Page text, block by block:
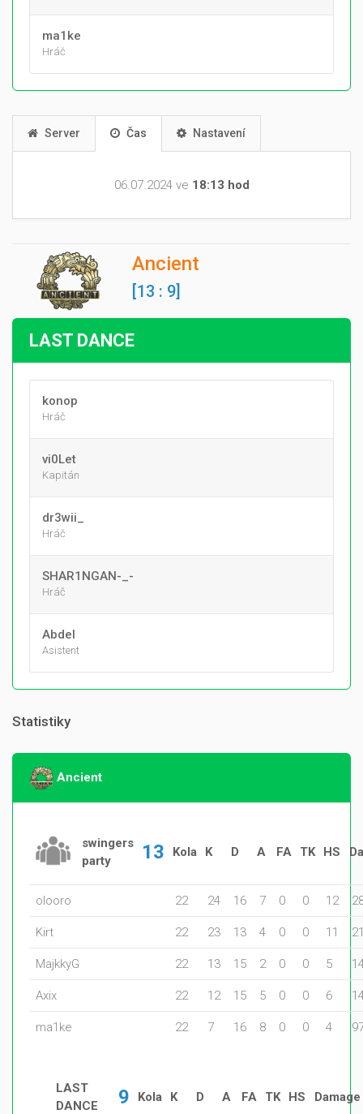
ma1ke
Hráč
Server Čas Nastavení
06.07.2024 ve 18:13 hod
Ancient
[13 : 9]
LAST DANCE
konop
Hráč
vi0Let
Kapitán
dr3wii_
Hráč
SHAR1NGAN-_-
Hráč
Abdel
Asistent
Statistiky
Ancient
swingers
party
13 Kola K D A FA TK HS
olooro 22 24 16 7 0 0 12
Kirt 22 23 13 4 0 0 11
MajkkyG 22 13 15 2 0 0 5
Axix 22 12 15 5 0 0 6
ma1ke 22 7 16 8 0 0 4
LAST
DANCE
9 Kola K D A FA TK HS Damage